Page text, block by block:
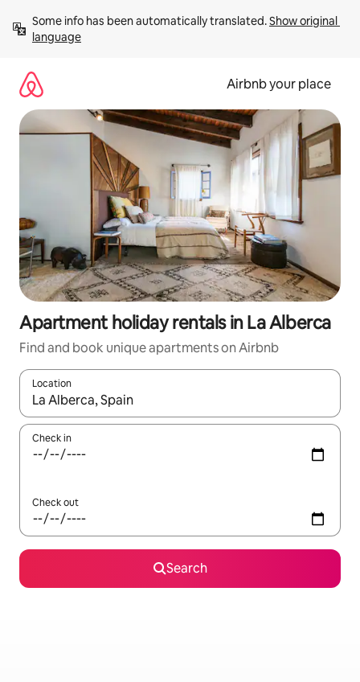
content
Some info has been automatically translated. Show original
language
Airbnb your place
Apartment holiday rentals in La Alberca
Find and book unique apartments on Airbnb
Location
When results are available, navigate with the up and down
Check in
Check out
Search